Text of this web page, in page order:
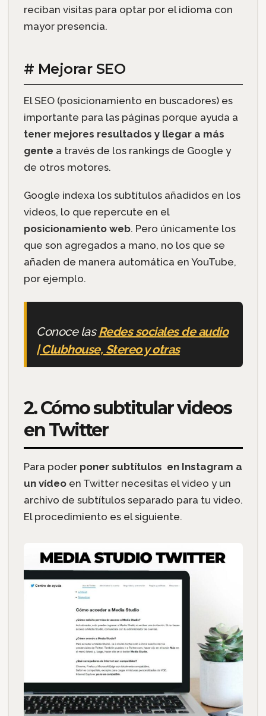
reciban visitas para optar por el idioma con
mayor presencia.
# Mejorar SEO
El SEO (posicionamiento en buscadores) es
importante para las páginas porque ayuda a
tener mejores resultados y llegar a más
gente a través de los rankings de Google y
de otros motores.
Google indexa los subtítulos añadidos en los
videos, lo que repercute en el
posicionamiento web. Pero únicamente los
que son agregados a mano, no los que se
añaden de manera automática en YouTube,
por ejemplo.
Conoce lasRedes sociales de audio
| Clubhouse, Stereo y otras
2. Cómo subtitular videos
en Twitter
Para poder poner subtítulos en Instagram a
un vídeoen Twitter necesitas el video y un
archivo de subtítulos separado para tu video.
El procedimiento es el siguiente.